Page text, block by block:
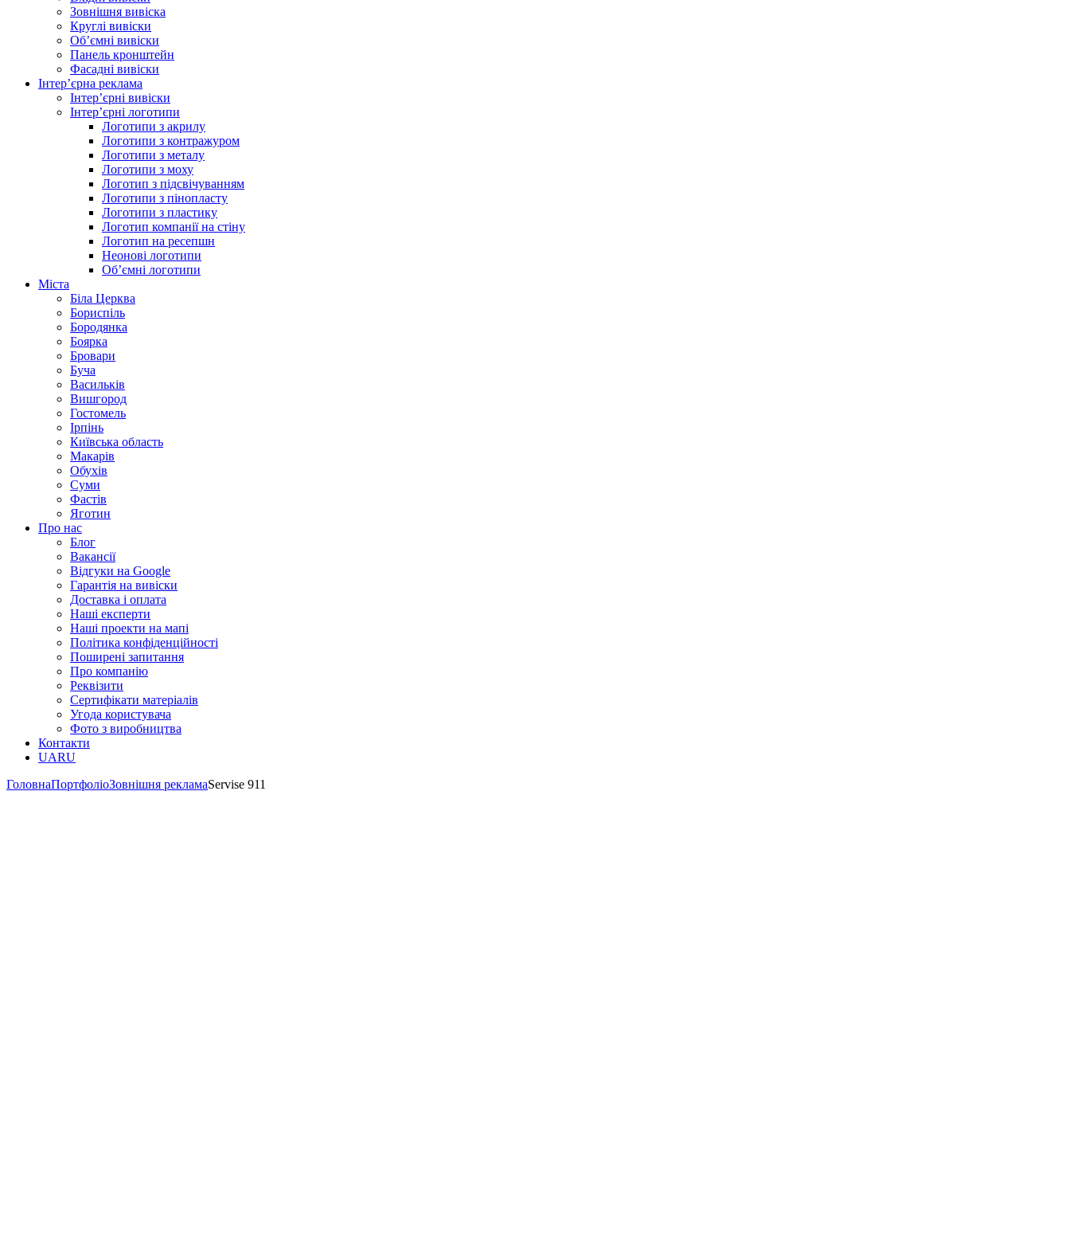
Зовнішня вивіска
Круглі вивіски
Об’ємні вивіски
Панель кронштейн
Фасадні вивіски
Інтер’єрна реклама
Інтер’єрні вивіски
Інтер’єрні логотипи
Логотипи з акрилу
Логотипи з контражуром
Логотипи з металу
Логотипи з моху
Логотип з підсвічуванням
Логотипи з пінопласту
Логотипи з пластику
Логотип компанії на стіну
Логотип на ресепшн
Неонові логотипи
Об’ємні логотипи
Міста
Біла Церква
Бориспіль
Бородянка
Боярка
Бровари
Буча
Васильків
Вишгород
Гостомель
Ірпінь
Київська область
Макарів
Обухів
Суми
Фастів
Яготин
Про нас
Блог
Вакансії
Відгуки на Google
Гарантія на вивіски
Доставка і оплата
Наші експерти
Наші проекти на мапі
Політика конфіденційності
Поширені запитання
Про компанію
Реквізити
Сертифікати матеріалів
Угода користувача
Фото з виробництва
Контакти
UARU
ГоловнаПортфоліоЗовнішня рекламаServise 911